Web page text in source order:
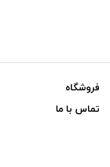
فروشگاه
تماس با ما